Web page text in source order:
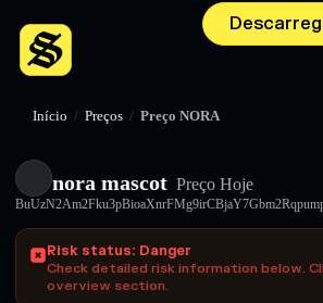
Início / Preços / Preço NORA
nora mascot Preço Hoje
Risk status: Danger
Check detailed risk information below.
overview section.